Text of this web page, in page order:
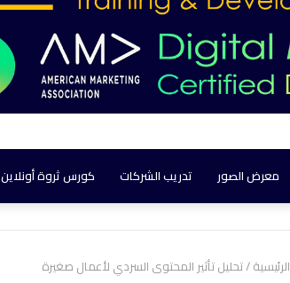
معرض الصور تدريب الشركات كورس ثروة أونلاين
الرئيسية/تحليل تأثير المحتوى السردي لأعمال صغيرة